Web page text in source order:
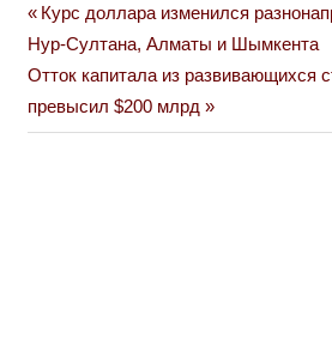
Навигация
по
записям
Previous
Post:
Курс доллара изменился
Нур-Султана, Алматы и Шымкента
Next
Post:
Отток капитала из развивающихся
превысил $200 млрд